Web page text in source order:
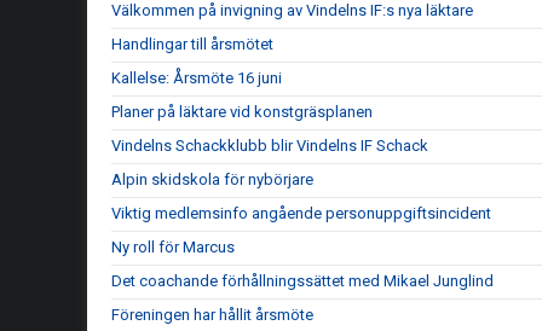
Välkommen på invigning av Vindelns IF:s nya läktare
Handlingar till årsmötet
Kallelse: Årsmöte 16 juni
Planer på läktare vid konstgräsplanen
Vindelns Schackklubb blir Vindelns IF Schack
Alpin skidskola för nybörjare
Viktig medlemsinfo angående personuppgiftsincident
Ny roll för Marcus
Det coachande förhållningssättet med Mikael Junglind
Föreningen har hållit årsmöte